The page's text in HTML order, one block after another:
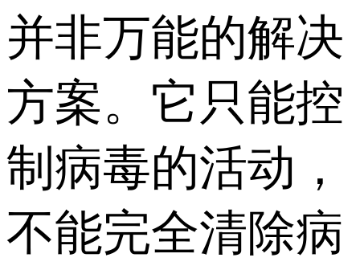
并非万能的解决
方案。它只能控
制病毒的活动，
不能完全清除病